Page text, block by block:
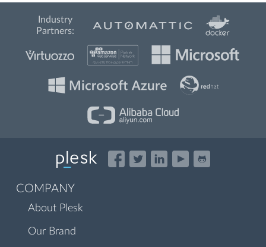
Industry
Partners:
COMPANY
About Plesk
Our Brand